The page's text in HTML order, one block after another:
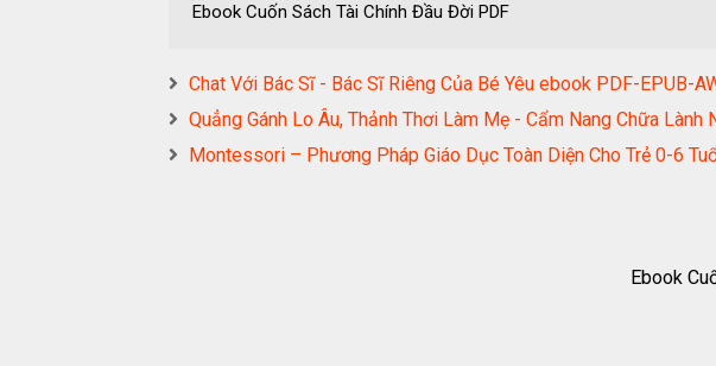
Ebook Cuốn Sách Tài Chính Đầu Đời PDF
Chat Với Bác Sĩ - Bác Sĩ Riêng Của Bé Yêu ebook PDF-EPUB-
Quẳng Gánh Lo Âu, Thảnh Thơi Làm Mẹ - Cẩm Nang Chữa
Montessori – Phương Pháp Giáo Dục Toàn Diện Cho Trẻ 0-6
Ebook